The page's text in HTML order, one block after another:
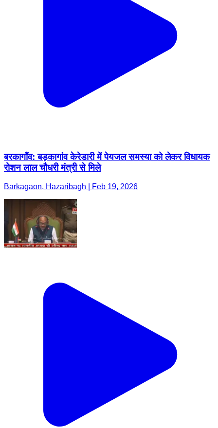
बरकागाँव: बड़कागांव केरेडारी में पेयजल समस्या को लेकर विधायक
रोशन लाल चौधरी मंत्री से मिले
Barkagaon, Hazaribagh | Feb 19, 2026